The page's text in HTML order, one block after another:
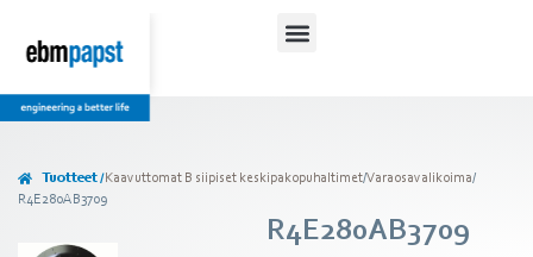
Tuotteet /Kaavuttomat B siipiset keskipakopuhaltimet/Varaosavalikoima/
R4E280AB3709
R4E280AB3709